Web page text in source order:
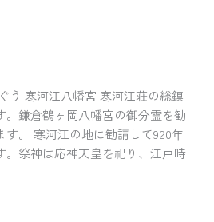
う 寒河江八幡宮 寒河江荘の総鎮
。鎌倉鶴ヶ岡八幡宮の御分霊を勧
。 寒河江の地に勧請して920年
。祭神は応神天皇を祀り、江戸時